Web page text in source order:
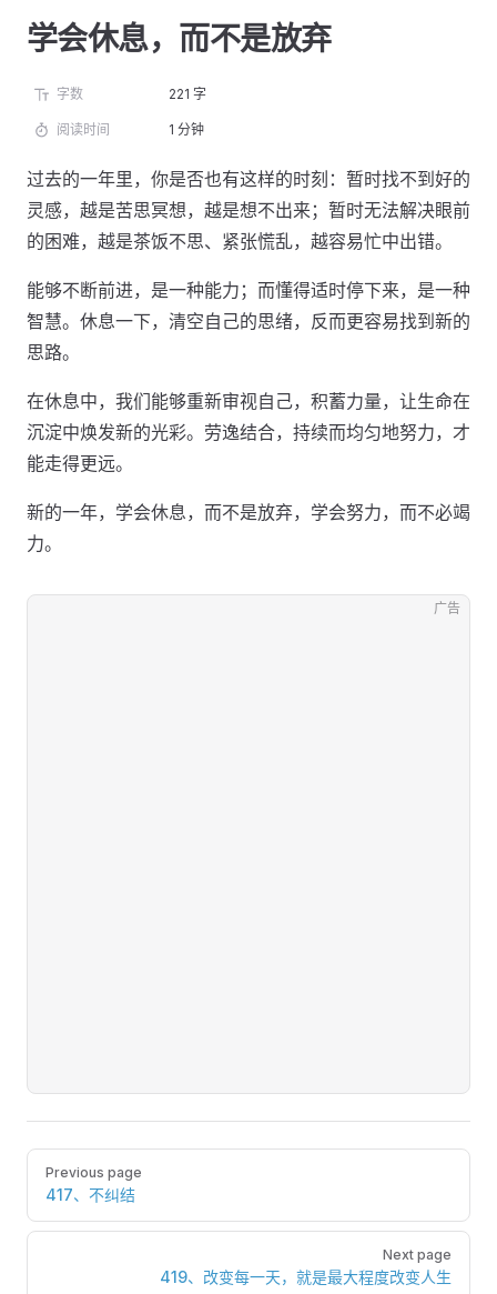
学会休息，而不是放弃
字数 221 字
阅读时间 1 分钟
过去的一年里，你是否也有这样的时刻：暂时找不到好的
灵感，越是苦思冥想，越是想不出来；暂时无法解决眼前
的困难，越是茶饭不思、紧张慌乱，越容易忙中出错。
能够不断前进，是一种能力；而懂得适时停下来，是一种
智慧。休息一下，清空自己的思绪，反而更容易找到新的
思路。
在休息中，我们能够重新审视自己，积蓄力量，让生命在
沉淀中焕发新的光彩。劳逸结合，持续而均匀地努力，才
能走得更远。
新的一年，学会休息，而不是放弃，学会努力，而不必竭
力。
广告
Pager
Previous page
417、不纠结
Next page
419、改变每一天，就是最大程度改变人生